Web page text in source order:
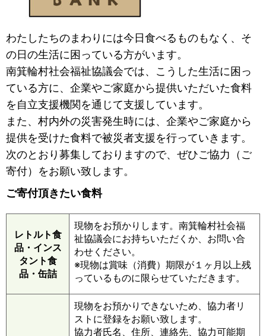
わたしたちのまわりには今日食べるものもなく、そ
の日の生活に困っている方がいます。
南箕輪村社会福祉協議会では、こうした生活に困っ
ている方に、企業やご家庭から提供いただいた食料
を自立支援機関を通じて支援しています。
また、村内外の災害発生時には、企業やご家庭から
提供を受けた食料で被災者支援を行っていきます。
次のとおり募集しておりますので、ぜひご協力（ご
寄付）をお願い致します。
ご寄付頂きたい食料
レトルト食
品・インス
タント食
品・缶詰
現物をお預かりします。南箕輪村社会福
祉協議会にお持ちいただくか、お問い合
わせください。
※現物は賞味（消費）期限が１ヶ月以上残
っているものに限らせていただきます。
現物をお預かりできないため、協力者リ
ストに登録をお願い致します。
協力者氏名、住所、連絡先、協力可能期